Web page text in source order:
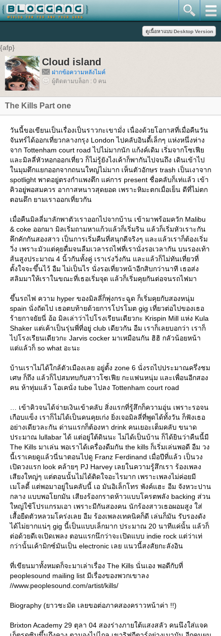
{afp}
Cloud island
ฝากข้อความหลังไมค์
ผู้ติดตามบล็อก : 0 คน
The Kills Part one
วันนี้ขอเขียนเป็นเรื่องเป็นราวกะเขามั่ง เนื่องด้วยโอกาสที่เมื่อคืนวัน
จันทร์ได้ออกเที่ยวกลางกรุง London ไปคลับอินดี้เล็กๆ แห่งหนึ่งห่าง
จาก Tottenham court road ไปไม่มากนัก แก้งค์เดิม เริ่มจากโซเฟีย
และมิลลี่หัวหอกออกเที่ยว ก็ไม่รู้ยังไงเค้าก็พากันไปจนถึง เดินเข้าไป
ในมุมตึกแยกออกจากถนนใหญ่ไม่มาก เห็นตัวอักษร trash เป็นเงาจาก
spotlight พาดอยู่ตรงกำแพงตึก แค่การ present ชื่อคลับก็เท่แล้ว เข้า
คิวอยู่พอสมควร อากาสหนาวสุดยอด เพราะหิมะตกเมื่อเย็น ดีที่ไม่ตก
ตอนดึก ยามเราออกเที่ยวกัน
เมื่อคืนมิลลี่มาลักพาตัวเราออกไปจากบ้าน เข้ามาพร้อมควัก Malibu
& coke ออกมา มิลเริ่มถามหาแก้วแล้วก็เริ่มริน แล้วก็เริ่มหัวเราะกัน
คึกคักกันสองสาว เป็นการเริ่มคืนที่สนุกดีจริงๆ และแล้วเราก็ต้องเริ่ม
วิ่ง เพราะมัวแต่คุยดื่มจนลืมเวลารถไฟที่เรานั่งรอเวลากัน บนรองเท้า
ส้นสูงประมาณ 4 นิ้วกันทั้งคู่ เราเร่งวิ่งกัน และแล้วก็ไม่ทันเที่ยวที่
ตั้งใจจะขึ้นไว้ อืม ไม่เป็นไร นั่งรอเที่ยวหน้าอีกสิบกว่านาที เธอส่ง
สลิมมาให้เราในขณะที่เธอเริ่มจุด แล้วก็เริ่มคุยกันต่อจนรถไฟมา
ขึ้นรถไฟ ความ hyper ของมิลลี่ก็พุ่งกระฉูด ก็เริ่มคุยกับสองหนุ่ม
spain นั่งถัดไป เธอตบท้ายด้วยการโปรโมต gig เที่ยวต่อไปของเธอ
ร้ายกาจยัยนี่ อ้อ มิลเล่าว่าไปโรงเรียนเดียวกะ Krispin Mill แห่ง Kula
Shaker แต่เค้าเป็นรุ่นพี่ที่อยู่ club เดียวกัน อืม เราก็เลยบอกว่า เราก็
ไปโรงเรียนเดียวกะ Jarvis cocker มาเหมือนกัน ฮิฮิ กลัวน้อยหน้า
แต่แล้วก็ so what อะนะ
บ้านเราไม่ได้ใกล้ตัวเมืองเลย อยู่ตั้ง zone 6 นั่งรถไปประมาณครึ่งชม
เศษ ก็ถึง แล้วก็ไปสมทบกับสาวโซเฟีย กะแฟนหนุ่ม และเพื่อนอีกสอง
คน ห้าทุ่มแล้ว โอเคนั่ง tube ไปลง Tottenham court road
… เข้าคิวจนได้จ่ายเงินเข้าคลับ สิ่งแรกที่รู้สึกก็ความอุ่น เพราะรอจน
เกือบแข็ง เราก็ไม่ได้เป็นคนคุยเก่ง ยิ่งเจอมิลลี่ที่พูดได้ทั้งวัน ก็ฟังเธอ
อย่างเดียวละกัน ด่านแรกก็ต้องหา drink คนเยอะเต็มคลับ ขนาด
ประมาณ lullabar ได้ แต่อยู่ใต้ดินนะ ไม่ได้เป็นบ้าน ก็ได้ยินว่าคืนนี้มี
The Kills มาเล่น พอเราได้เครื่องดืมกัน the kills ก็เริ่มเล่นพอดี อืม วง
นี้เราเคยดูแล้วนี่นาตอนไปดู Franz Ferdinand เมื่อปีที่แล้ว เป็นวง
เปิดวงแรก look คล้ายๆ PJ Harvey เลยในความรู้สึกเรา ร้องเพลง
เสียงใหญ่ๆ แต่ตอนนั้นไม่ได้ติดใจอะไรมาก เพราะเพลงไม่ค่อยมี
เมโลดี้ แต่พอมาอยู่ในคลับนี้ เอ มันอิเล็กโทร พังค์แฮะ อืม จังหวะปาน
กลาง แบบพอโยกมัน เสียงร้องกราดห้าวแบบโครตพลัง backing ส่วน
ใหญ่ใช้โปรแกรมเอา เพราะมีกันสองคน นักร้องสาวเธอผอมสูง ใส่
เสื้อยืดตัวหลวมโคร่งเลย อืม ร้องเพลงเทคนิคก็ดี เล่นก็มัน รับรองดัง
ได้ไม่ยากแน่ๆ gig นี้เป็นแบบเล็กมาก ประมาณ 20 นาทีแค่นั้น แล้วก็
ต่อด้วยดีเจเปิดเพลง ตอนแรกนึกว่าจะเปิดแบบ indie rock แต่ว่าเท่
กว่านั้นเค้ามิกซ์มันเป็น electronic เลย แนวนี้สงสัยกะลังอิน
ที่เขียนมาทั้งหมดก็จะมาเล่าเรื่อง The Kills นั่นเอง พอดีกับที่
peoplesound mailing list มีเรื่องของพวกเขาลง
//www.peoplesound.com/artist/kills/
Biography (ยาวชะมัด เลยขอต่อภาคสองคราวหน้าค่า !!)
Brixton Academy 29 ตุลา 04 สองร่างภายใต้แสงสลัว คนนึงใส่แจค